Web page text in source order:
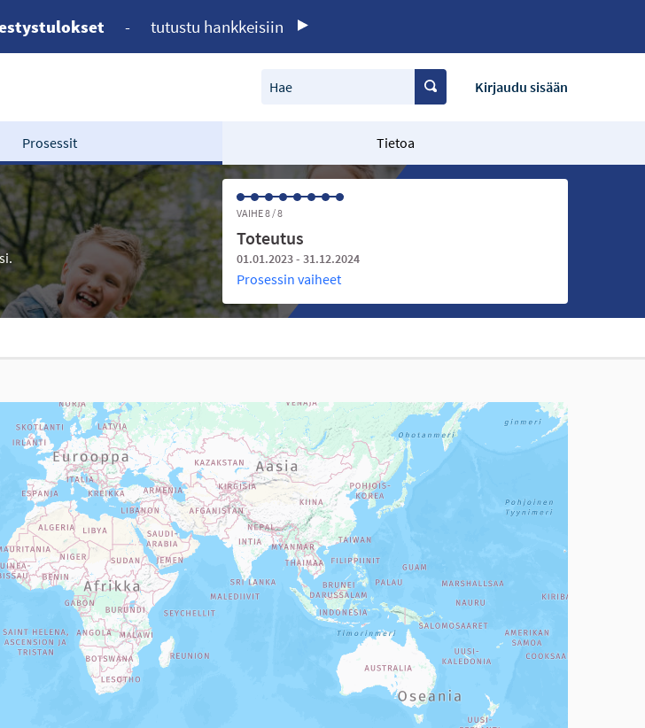
- tutustu hankkeisiin
Hae Kirjaudu sisään
Prosessit Tietoa
VAIHE 8 / 8
Toteutus
01.01.2023 - 31.12.2024
Prosessin vaiheet
Elementtiä voi käyttää ruudunlukijalla, mutta se voi olla vaikeaselkoinen.